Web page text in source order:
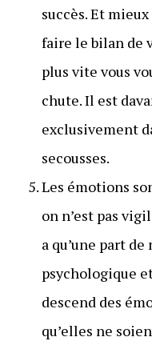
succès. Et
faire le bilan de
plus vite vous
chute. Il est
exclusivement
secousses.
Les émotions
on n’est pas
a qu’une part
psychologique
descend des
qu’elles ne